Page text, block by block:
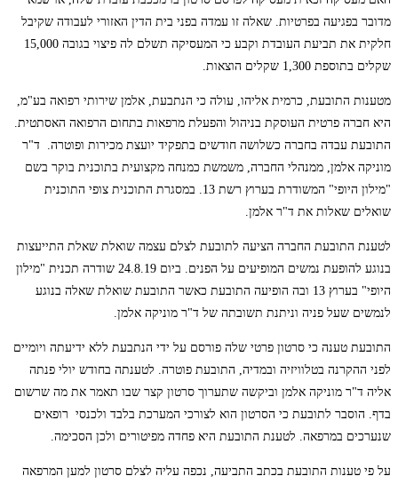
מדובר בפגיעה בפרטיות. שאלה זו עמדה בפני בית הדין האזורי לעבודה שקיבל
חלקית את תביעת העובדת וקבע כי המעסיקה תשלם לה פיצוי בגובה 15,000
שקלים בתוספת 1,300 שקלים הוצאות.
מטענות התובעת, כרמית אליהו, עולה כי הנתבעת, אלמן שירותי רפואה בע"מ,
היא חברה פרטית העוסקת בניהול והפעלת מרפאות בתחום הרפואה האסתטית.
התובעת עבדה בחברה כשלושה חודשים בתפקיד יועצת מכירות ופוטרה. ד"ר
מוניקה אלמן, ממנהלי החברה, משמשת כמנחה מקצועית בתוכנית בוקר בשם
"מילון היופי" המשודרת בערוץ רשת 13. במסגרת התוכנית צופי התוכנית
שואלים שאלות את ד"ר אלמן.
לטענת התובעת החברה הציעה לתובעת לצלם עצמה שואלת שאלת התייעצות
בנוגע להופעת נמשים המופיעים על הפנים. ביום 24.8.19 שודרה תכנית "מילון
היופי" בערוץ 13 ובה הופיעה התובעת כאשר התובעת שואלת שאלה בנוגע
לנמשים שעל פניה וניתנת תשובתה של ד"ר מוניקה אלמן.
התובעת טענה כי סרטון פרטי שלה פורסם על ידי הנתבעת ללא ידיעתה ויומיים
לפני ההקרנה בטלוויזיה ובמדיה, התובעת פוטרה. לטענתה בחודש יולי פנתה
אליה ד"ר מוניקה אלמן וביקשה שתערוך סרטון קצר שבו תאמר את מה שרשום
בדף. הוסבר לתובעת כי הסרטון הוא לצורכי המערכת בלבד ולכנסי רופאים
שנערכים במרפאה. לטענת התובעת היא פחדה מפיטורים ולכן הסכימה.
על פי טענות התובעת בכתב התביעה, נכפה עליה לצלם סרטון למען המרפאה